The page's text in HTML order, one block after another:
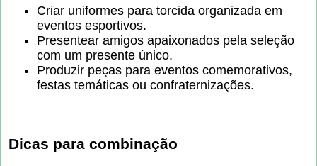
Criar uniformes para torcida organizada em
eventos esportivos.
Presentear amigos apaixonados pela seleção
com um presente único.
Produzir peças para eventos comemorativos,
festas temáticas ou confraternizações.
Dicas para combinação